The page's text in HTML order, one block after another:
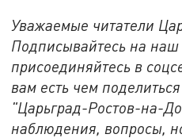
Уважаемые читатели
Подписывайтесь на наш
присоединяйтесь в
вам есть чем
"Царьград-Ростов-на-
наблюдения, вопросы,